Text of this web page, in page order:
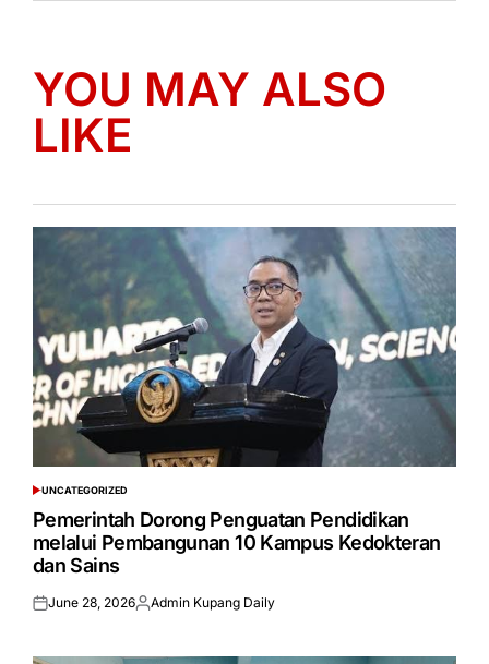
YOU MAY ALSO
LIKE
POSTED
IN
UNCATEGORIZED
Pemerintah Dorong Penguatan Pendidikan
melalui Pembangunan 10 Kampus Kedokteran
dan Sains
Posted
June 28, 2026Posted
Admin Kupang Daily